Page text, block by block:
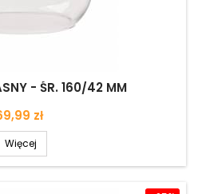
- ŚR. 160/42 MM
zł
Więcej